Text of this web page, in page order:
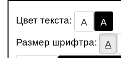
Цвет текста: А
А
Размер шрифтра:
А